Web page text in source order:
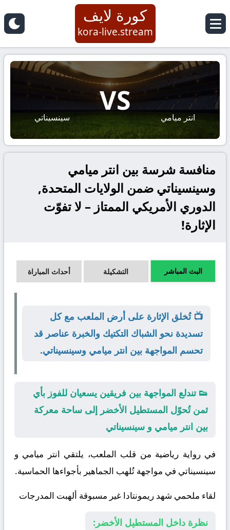
كورة لايف
kora-live.stream
انتر ميامي
VS
سينسيناتي
منافسة شرسة بين انتر ميامي
وسينسيناتي ضمن الولايات المتحدة,
الدوري الأمريكي الممتاز – لا تفوّت
الإثارة!
البث المباشر التشكيلة أحداث المباراة
📺 تُخلق الإثارة على أرض الملعب مع كل
تسديدة نحو الشباك التكتيك والخبرة عناصر قد
تحسم المواجهة بين انتر ميامي وسينسيناتي.
👟 تندلع المواجهة بين فريقين يسعيان للفوز بأي
ثمن تُحوّل المستطيل الأخضر إلى ساحة معركة
بين انتر ميامي و سينسيناتي
في رواية رياضية من قلب الملعب، يلتقي انتر ميامي و
سينسيناتي في مواجهة تُلهب الجماهير بأجواءها الحماسية.
لقاء ملحمي شهد ريمونتادا غير مسبوقة ألهبت المدرجات
نظرة داخل المستطيل الأخضر: